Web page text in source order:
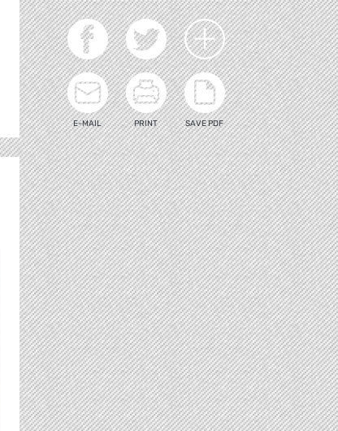
E-MAIL PRINT SAVE PDF